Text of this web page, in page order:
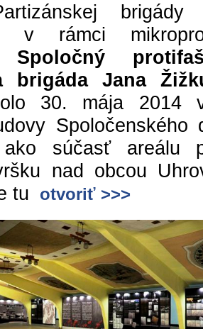
v rámci
Spoločný
brigáda Jana
30. mája 2014
Spoločenského
ako súčasť areálu
nad obcou
tu
otvoriť >>>